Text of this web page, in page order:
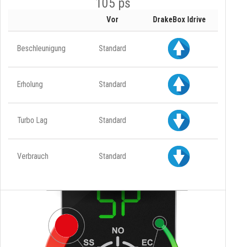
Vor DrakeBox Idrive
Beschleunigung Standard
Erholung Standard
Turbo Lag Standard
Verbrauch Standard